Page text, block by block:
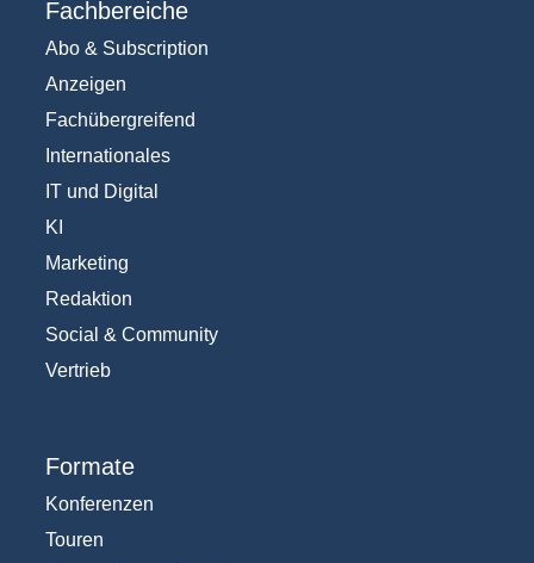
Fachbereiche
Abo & Subscription
Anzeigen
Fachübergreifend
Internationales
IT und Digital
KI
Marketing
Redaktion
Social & Community
Vertrieb
Formate
Konferenzen
Touren